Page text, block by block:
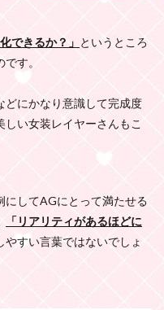
できるか？」 というところ
す。
どにかなり意識して完成度
い女装レイヤーさんもこ
にしてAGにとって満たせる
「リアリティがあるほどに
やすい言葉ではないでしょ